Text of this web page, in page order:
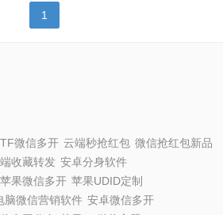
1
微信多开 云端秒抢红包 微信抢红包新品
收藏转发 安卓分身软件
苹果微信多开 苹果UDID定制
脑微信营销软件 安卓微信多开